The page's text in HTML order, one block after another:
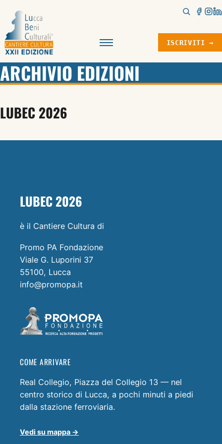
Menu
ISCRIVITI →
ARCHIVIO EDIZIONI
LUBEC 2026
LUBEC 2026
è il Cantiere Cultura di
Promo PA Fondazione
Viale G. Luporini 37
55100, Lucca
info@promopa.it
COME ARRIVARE
Real Collegio, Piazza del Collegio 13 — nel
centro storico di Lucca, a pochi minuti a piedi
dalla stazione ferroviaria.
Vedi su mappa →